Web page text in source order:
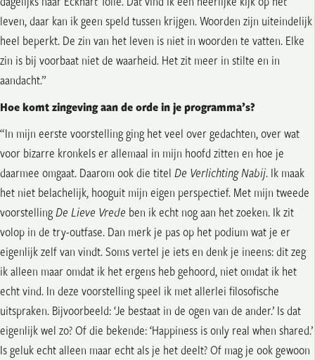
leven, daar kan ik geen speld tussen krijgen. Woorden zijn uiteindelijk
heel beperkt. De zin van het leven is niet in woorden te vatten. Elke
zin is bij voorbaat niet de waarheid. Het zit meer in stilte en in
aandacht.”
Hoe komt zingeving aan de orde in je programma’s?
“In mijn eerste voorstelling ging het veel over gedachten, over wat
voor bizarre kronkels er allemaal in mijn hoofd zitten en hoe je
daarmee omgaat. Daarom ook die titel De Verlichting Nabij. Ik maak
het niet belachelijk, hooguit mijn eigen perspectief. Met mijn tweede
voorstellingDe Lieve Vrede ben ik echt nog aan het zoeken. Ik zit
volop in de try-outfase. Dan merk je pas op het podium wat je er
eigenlijk zelf van vindt. Soms vertel je iets en denk je ineens: dit zeg
ik alleen maar omdat ik het ergens heb gehoord, niet omdat ik het
echt vind. In deze voorstelling speel ik met allerlei filosofische
uitspraken. Bijvoorbeeld: ‘Je bestaat in de ogen van de ander.’ Is dat
eigenlijk wel zo? Of die bekende: ‘Happiness is only real when shared.’
Is geluk echt alleen maar echt als je het deelt? Of mag je ook gewoon